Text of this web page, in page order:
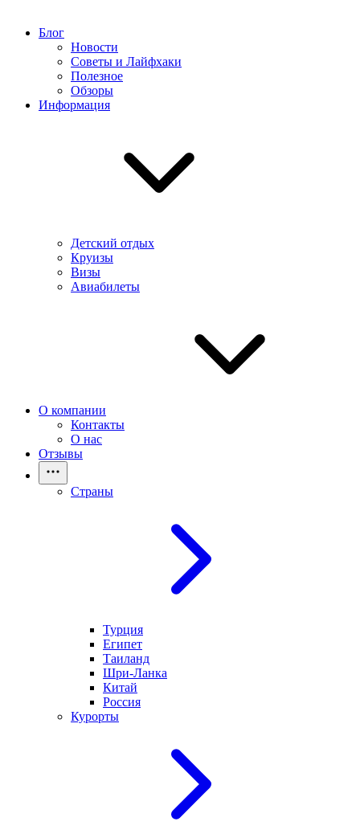
Блог
Новости
Советы и Лайфхаки
Полезное
Обзоры
Информация
Детский отдых
Круизы
Визы
Авиабилеты
О компании
Контакты
О нас
Отзывы
Страны
Турция
Египет
Таиланд
Шри-Ланка
Китай
Россия
Курорты